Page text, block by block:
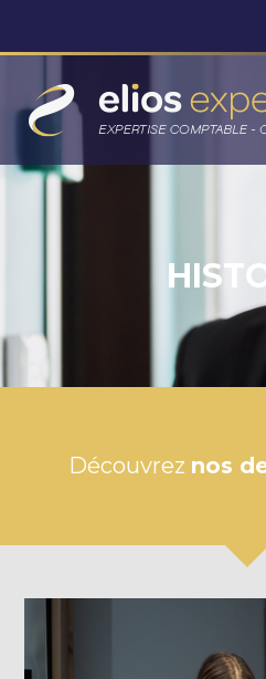
Aller
Découvrez nos